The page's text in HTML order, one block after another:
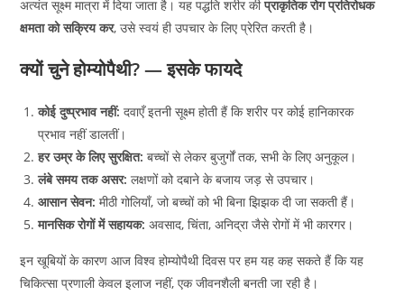
अत्यंत सूक्ष्म मात्रा में दिया जाता है। यह पद्धति शरीर कीप्राकृतिक रोग प्रतिरोधक
क्षमता को सक्रिय कर, उसे स्वयं ही उपचार के लिए प्रेरित करती है।
क्यों चुने होम्योपैथी? — इसके फायदे
कोई दुष्प्रभाव नहीं: दवाएँ इतनी सूक्ष्म होती हैं कि शरीर पर कोई हानिकारक
प्रभाव नहीं डालतीं।
हर उम्र के लिए सुरक्षित: बच्चों से लेकर बुजुर्गों तक, सभी के लिए अनुकूल।
लंबे समय तक असर: लक्षणों को दबाने के बजाय जड़ से उपचार।
आसान सेवन: मीठी गोलियाँ, जो बच्चों को भी बिना झिझक दी जा सकती हैं।
मानसिक रोगों में सहायक: अवसाद, चिंता, अनिद्रा जैसे रोगों में भी कारगर।
इन खूबियों के कारण आज विश्व होम्योपैथी दिवस पर हम यह कह सकते हैं कि यह
चिकित्सा प्रणाली केवल इलाज नहीं, एक जीवनशैली बनती जा रही है।